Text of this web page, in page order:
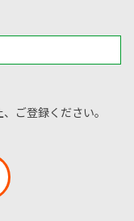
ご登録ください。